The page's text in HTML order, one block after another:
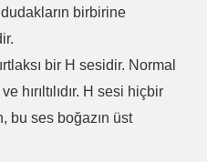
birbirine
bir H sesidir. Normal
hırıltılıdır. H sesi hiçbir
bu ses boğazın üst